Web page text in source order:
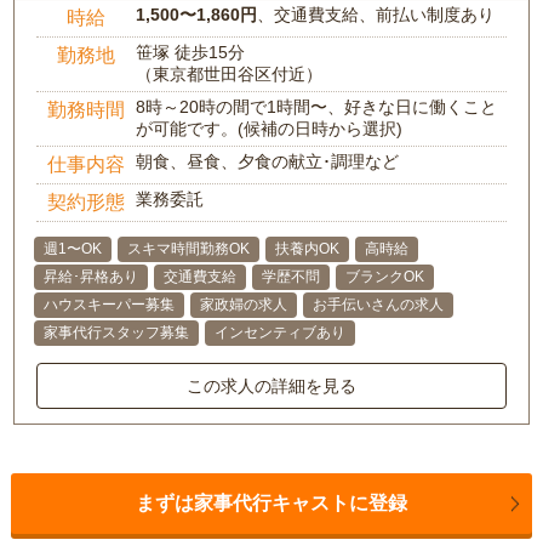
時給 1,500〜1,860円 、交通費支給、前払い制度あり
勤務地
笹塚 徒歩15分
（東京都世田谷区付近）
勤務時間
8時～20時の間で1時間〜、好きな日に働くこと
が可能です。(候補の日時から選択)
仕事内容 朝食、昼食、夕食の献立･調理など
契約形態 業務委託
週1〜OK スキマ時間勤務OK 扶養内OK
高時給
昇給･昇格あり
交通費支給 学歴不問
ブランクOK
ハウスキーパー募集
家政婦の求人
お手伝いさんの求人
家事代行スタッフ募集
インセンティブあり
この求人の詳細を見る
まずは家事代行キャストに登録